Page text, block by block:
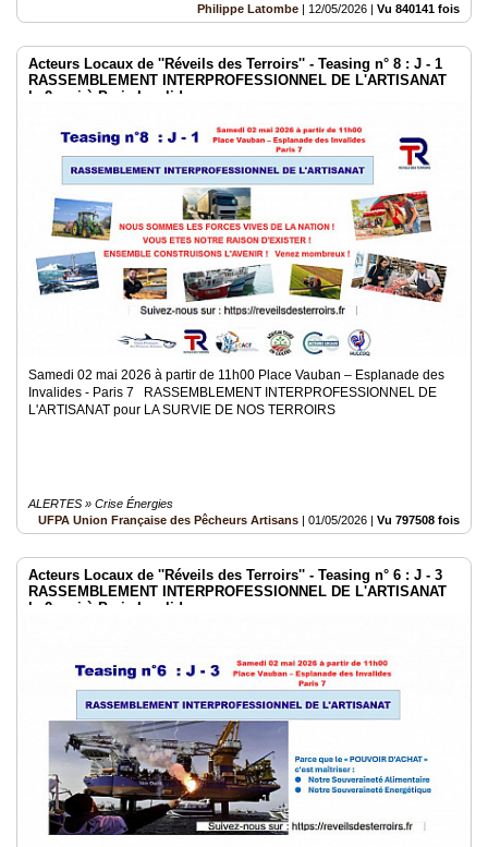
Philippe Latombe | 12/05/2026 | Vu 840141 fois
Acteurs Locaux de ''Réveils des Terroirs'' - Teasing n° 8 : J - 1
RASSEMBLEMENT INTERPROFESSIONNEL DE L'ARTISANAT
le 2 mai à Paris Invalides
Samedi 02 mai 2026 à partir de 11h00 Place Vauban – Esplanade des
Invalides - Paris 7 RASSEMBLEMENT INTERPROFESSIONNEL DE
L'ARTISANAT pour LA SURVIE DE NOS TERROIRS
ALERTES » Crise Énergies
UFPA Union Française des Pêcheurs Artisans | 01/05/2026 | Vu 797508 fois
Acteurs Locaux de ''Réveils des Terroirs'' - Teasing n° 6 : J - 3
RASSEMBLEMENT INTERPROFESSIONNEL DE L'ARTISANAT
le 2 mai à Paris Invalides